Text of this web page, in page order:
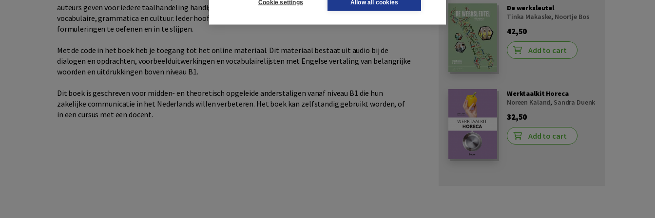
auteurs geven voor iedere taalhandeling handige voorbeeldzinnen. Hiernaast besteden zij aandacht aan
vocabulaire, grammatica en cultuur. Ieder hoofdstuk bevat tal van spreek- en schrijfoefeningen om
formuleringen te oefenen en in te slijpen.
Met de code in het boek heb je toegang tot het online materiaal. Dit materiaal bestaat uit audio bij de
dialogen en opdrachten, voorbeelduitwerkingen en vocabulairelijsten met Engelse vertaling van belangrijke
woorden en uitdrukkingen boven niveau B1.
Dit boek is geschreven voor midden- en theoretisch opgeleide anderstaligen vanaf niveau B1 die hun
zakelijke communicatie in het Nederlands willen verbeteren. Het boek kan zelfstandig gebruikt worden, of
in een cursus met een docent.
De werksleutel
Tinka Makaske, Noortje Bos
42,50
Add to cart
Werktaalkit Horeca
Noreen Kaland, Sandra Duenk
32,50
Add to cart
Cookie settings Allow all cookies